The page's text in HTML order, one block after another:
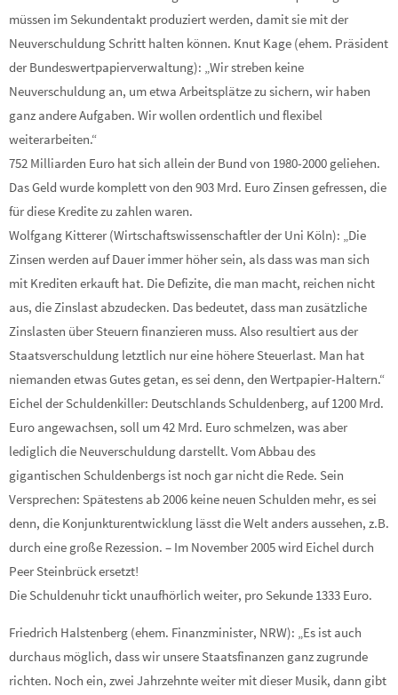
müssen im Sekundentakt produziert werden, damit sie mit der
Neuverschuldung Schritt halten können. Knut Kage (ehem. Präsident
der Bundeswertpapierverwaltung): „Wir streben keine
Neuverschuldung an, um etwa Arbeitsplätze zu sichern, wir haben
ganz andere Aufgaben. Wir wollen ordentlich und flexibel
weiterarbeiten.“
752 Milliarden Euro hat sich allein der Bund von 1980-2000 geliehen.
Das Geld wurde komplett von den 903 Mrd. Euro Zinsen gefressen, die
für diese Kredite zu zahlen waren.
Wolfgang Kitterer (Wirtschaftswissenschaftler der Uni Köln): „Die
Zinsen werden auf Dauer immer höher sein, als dass was man sich
mit Krediten erkauft hat. Die Defizite, die man macht, reichen nicht
aus, die Zinslast abzudecken. Das bedeutet, dass man zusätzliche
Zinslasten über Steuern finanzieren muss. Also resultiert aus der
Staatsverschuldung letztlich nur eine höhere Steuerlast. Man hat
niemanden etwas Gutes getan, es sei denn, den Wertpapier-Haltern.“
Eichel der Schuldenkiller: Deutschlands Schuldenberg, auf 1200 Mrd.
Euro angewachsen, soll um 42 Mrd. Euro schmelzen, was aber
lediglich die Neuverschuldung darstellt. Vom Abbau des
gigantischen Schuldenbergs ist noch gar nicht die Rede. Sein
Versprechen: Spätestens ab 2006 keine neuen Schulden mehr, es sei
denn, die Konjunkturentwicklung lässt die Welt anders aussehen, z.B.
durch eine große Rezession. – Im November 2005 wird Eichel durch
Peer Steinbrück ersetzt!
Die Schuldenuhr tickt unaufhörlich weiter, pro Sekunde 1333 Euro.
Friedrich Halstenberg (ehem. Finanzminister, NRW): „Es ist auch
durchaus möglich, dass wir unsere Staatsfinanzen ganz zugrunde
richten. Noch ein, zwei Jahrzehnte weiter mit dieser Musik, dann gibt